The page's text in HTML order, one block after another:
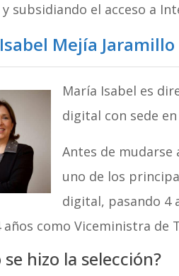
subsidiando el acceso a
Mejía Jaramillo
María Isabel es
digital con sede
Antes de mudarse
uno de los
digital, pasando 4
años como Viceministra de
se hizo la selección?